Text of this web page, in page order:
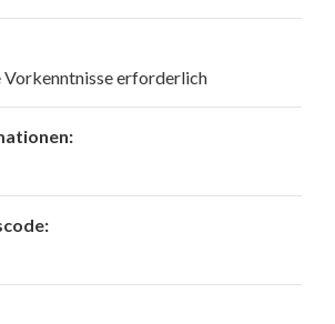
Vorkenntnisse erforderlich